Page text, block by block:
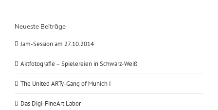
Neueste Beiträge
Jam-Session am 27.10.2014
Aktfotografie – Spielereien in Schwarz-Weiß
The United ARTy-Gang of Munich I
Das Digi-FineArt Labor